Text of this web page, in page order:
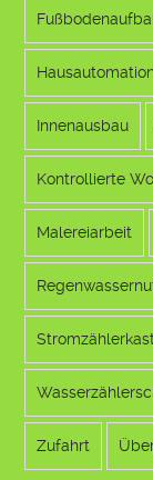
Innenausbau
Kontrollierte
Malereiarbeit
Zufahrt